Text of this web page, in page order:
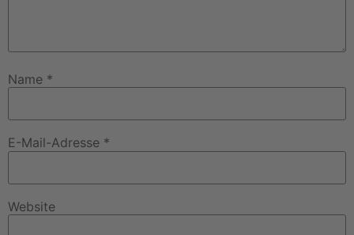
Name *
E-Mail-Adresse *
Website